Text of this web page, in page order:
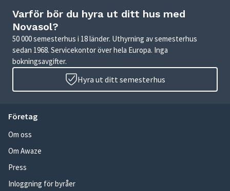
Varför bör du hyra ut ditt hus med
Novasol?
50 000 semesterhus i 18 länder. Uthyrning av semesterhus
sedan 1968. Servicekontor över hela Europa. Inga
bokningsavgifter.
Hyra ut ditt semesterhus
Företag
Om oss
Om Awaze
Press
Inloggning för byråer